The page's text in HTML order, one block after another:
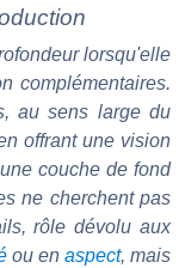
lorsqu'elle
complémentaires.
au sens large du
offrant une vision
couche de fond
ne cherchent pas
rôle dévolu aux
ou en aspect, mais